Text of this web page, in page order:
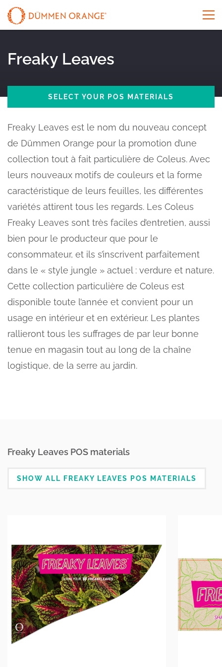
Freaky Leaves
SELECT YOUR POS MATERIALS
Freaky Leaves est le nom du nouveau concept
de Dümmen Orange pour la promotion d’une
collection tout à fait particulière de Coleus. Avec
leurs nouveaux motifs de couleurs et la forme
caractéristique de leurs feuilles, les différentes
variétés attirent tous les regards. Les Coleus
Freaky Leaves sont très faciles d’entretien, aussi
bien pour le producteur que pour le
consommateur, et ils s’inscrivent parfaitement
dans le « style jungle » actuel : verdure et nature.
Cette collection particulière de Coleus est
disponible toute l’année et convient pour un
usage en intérieur et en extérieur. Les plantes
rallieront tous les suffrages de par leur bonne
tenue en magasin tout au long de la chaîne
logistique, de la serre au jardin.
Freaky Leaves POS materials
SHOW ALL FREAKY LEAVES POS MATERIALS